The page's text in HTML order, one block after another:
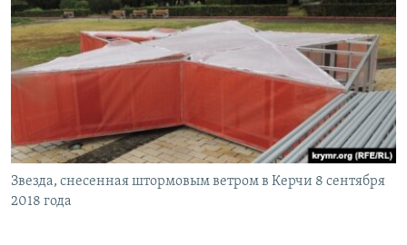
Звезда, снесенная штормовым ветром в Керчи 8 сентября
2018 года